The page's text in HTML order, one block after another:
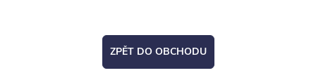
ZPĚT DO OBCHODU